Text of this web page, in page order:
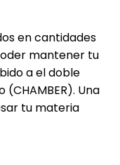
en cantidades
mantener tu
a el doble
Una
tu materia